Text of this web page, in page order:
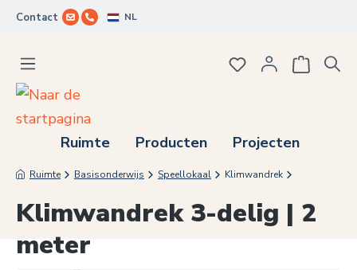
Ga naar de hoofdinhoud
Contact NL
Ruimte Producten Projecten
Je hebt 0 items
Ruimte Basisonderwijs Speellokaal Klimwandrek
Klimwandrek 3-delig | 2
meter